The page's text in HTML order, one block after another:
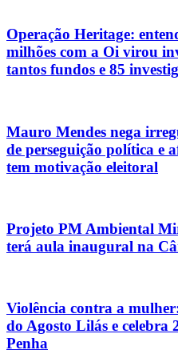
Operação Heritage:
milhões com a Oi virou
tantos fundos e 85
Mauro Mendes nega
de perseguição política e
tem motivação eleitoral
Projeto PM Ambiental
terá aula inaugural na
Violência contra a
do Agosto Lilás e
Penha